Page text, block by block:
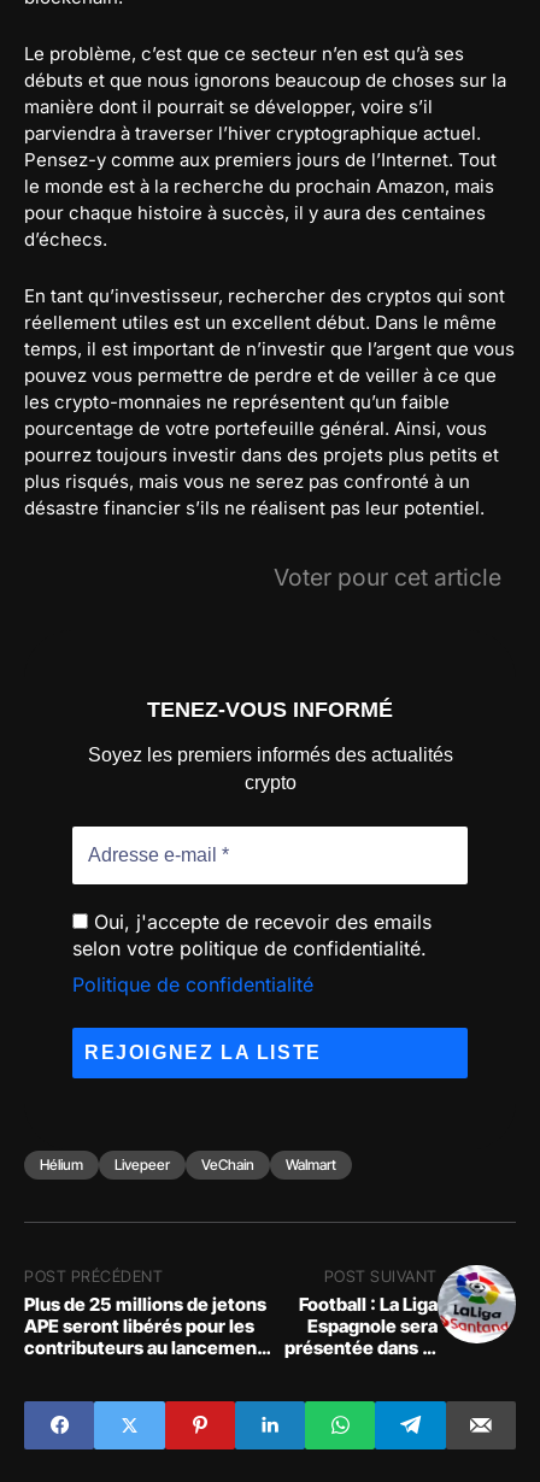
Le problème, c’est que ce secteur n’en est qu’à ses
débuts et que nous ignorons beaucoup de choses sur la
manière dont il pourrait se développer, voire s’il
parviendra à traverser l’hiver cryptographique actuel.
Pensez-y comme aux premiers jours de l’Internet. Tout
le monde est à la recherche du prochain Amazon, mais
pour chaque histoire à succès, il y aura des centaines
d’échecs.
En tant qu’investisseur, rechercher des cryptos qui sont
réellement utiles est un excellent début. Dans le même
temps, il est important de n’investir que l’argent que vous
pouvez vous permettre de perdre et de veiller à ce que
les crypto-monnaies ne représentent qu’un faible
pourcentage de votre portefeuille général. Ainsi, vous
pourrez toujours investir dans des projets plus petits et
plus risqués, mais vous ne serez pas confronté à un
désastre financier s’ils ne réalisent pas leur potentiel.
Voter pour cet article
TENEZ-VOUS INFORMÉ
Soyez les premiers informés des actualités
crypto
Oui, j'accepte de recevoir des emails
selon votre politique de confidentialité.
Politique de confidentialité
Hélium Livepeer VeChain Walmart
POST PRÉCÉDENT
Plus de 25 millions de jetons
APE seront libérés pour les
contributeurs au lancement,
POST SUIVANT
Football : La Liga
Espagnole sera
présentée dans le